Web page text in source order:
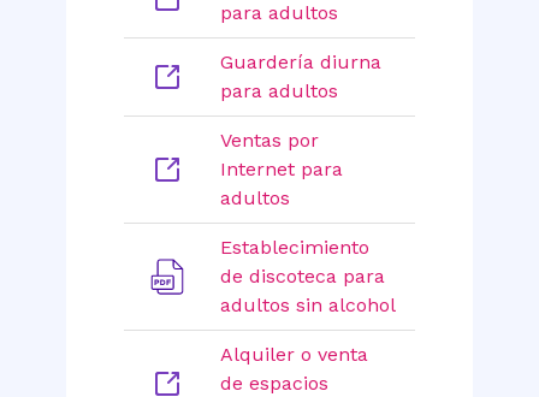
para adultos
Guardería diurna
para adultos
Ventas por
Internet para
adultos
Establecimiento
de discoteca para
adultos sin alcohol
Alquiler o venta
de espacios